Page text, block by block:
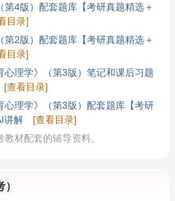
4版）配套题库【考研真题精选＋
目录]
2版）配套题库【考研真题精选＋
目录]
心理学》（第3版）笔记和课后习题
[查看目录]
心理学》（第3版）配套题库【考研
讲解
[查看目录]
材配套的辅导资料。